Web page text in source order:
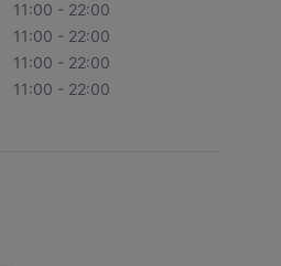
11:00 - 22:00
11:00 - 22:00
11:00 - 22:00
11:00 - 22:00